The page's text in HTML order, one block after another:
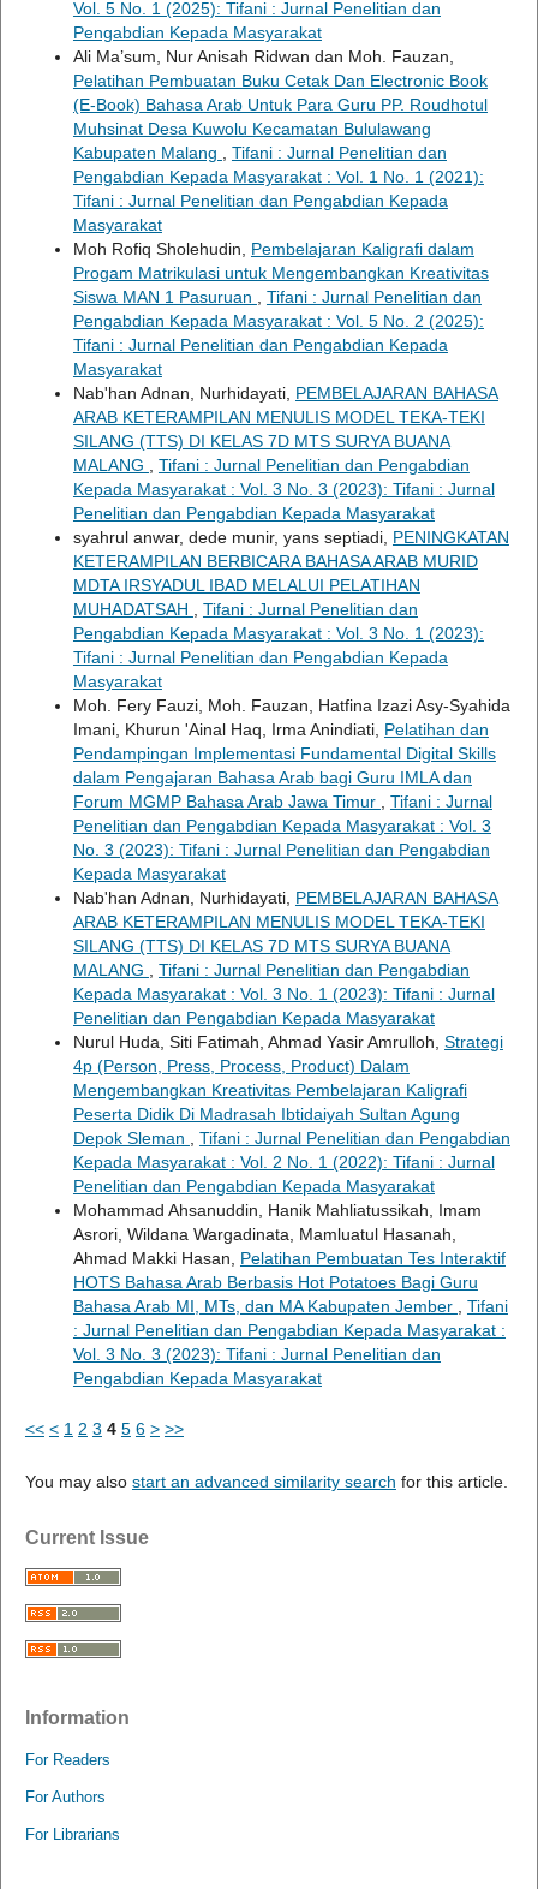
Vol. 5 No. 1 (2025): Tifani : Jurnal Penelitian dan
Pengabdian Kepada Masyarakat
Ali Ma’sum, Nur Anisah Ridwan dan Moh. Fauzan,
Pelatihan Pembuatan Buku Cetak Dan Electronic Book
(E-Book) Bahasa Arab Untuk Para Guru PP. Roudhotul
Muhsinat Desa Kuwolu Kecamatan Bululawang
Kabupaten Malang
Tifani : Jurnal Penelitian dan
Pengabdian Kepada Masyarakat : Vol. 1 No. 1 (2021):
Tifani : Jurnal Penelitian dan Pengabdian Kepada
Masyarakat
Moh Rofiq Sholehudin, Pembelajaran Kaligrafi dalam
Progam Matrikulasi untuk Mengembangkan Kreativitas
Siswa MAN 1 Pasuruan
Tifani : Jurnal Penelitian dan
Pengabdian Kepada Masyarakat : Vol. 5 No. 2 (2025):
Tifani : Jurnal Penelitian dan Pengabdian Kepada
Masyarakat
Nab'han Adnan, Nurhidayati, PEMBELAJARAN BAHASA
ARAB KETERAMPILAN MENULIS MODEL TEKA-TEKI
SILANG (TTS) DI KELAS 7D MTS SURYA BUANA
MALANG
Tifani : Jurnal Penelitian dan Pengabdian
Kepada Masyarakat : Vol. 3 No. 3 (2023): Tifani : Jurnal
Penelitian dan Pengabdian Kepada Masyarakat
syahrul anwar, dede munir, yans septiadi, PENINGKATAN
KETERAMPILAN BERBICARA BAHASA ARAB MURID
MDTA IRSYADUL IBAD MELALUI PELATIHAN
MUHADATSAH
Tifani : Jurnal Penelitian dan
Pengabdian Kepada Masyarakat : Vol. 3 No. 1 (2023):
Tifani : Jurnal Penelitian dan Pengabdian Kepada
Masyarakat
Moh. Fery Fauzi, Moh. Fauzan, Hatfina Izazi Asy-Syahida
Imani, Khurun 'Ainal Haq, Irma Anindiati, Pelatihan dan
Pendampingan Implementasi Fundamental Digital Skills
dalam Pengajaran Bahasa Arab bagi Guru IMLA dan
Forum MGMP Bahasa Arab Jawa Timur
Tifani : Jurnal
Penelitian dan Pengabdian Kepada Masyarakat : Vol. 3
No. 3 (2023): Tifani : Jurnal Penelitian dan Pengabdian
Kepada Masyarakat
Nab'han Adnan, Nurhidayati, PEMBELAJARAN BAHASA
ARAB KETERAMPILAN MENULIS MODEL TEKA-TEKI
SILANG (TTS) DI KELAS 7D MTS SURYA BUANA
MALANG
Tifani : Jurnal Penelitian dan Pengabdian
Kepada Masyarakat : Vol. 3 No. 1 (2023): Tifani : Jurnal
Penelitian dan Pengabdian Kepada Masyarakat
Nurul Huda, Siti Fatimah, Ahmad Yasir Amrulloh, Strategi
4p (Person, Press, Process, Product) Dalam
Mengembangkan Kreativitas Pembelajaran Kaligrafi
Peserta Didik Di Madrasah Ibtidaiyah Sultan Agung
Depok Sleman
Tifani : Jurnal Penelitian dan Pengabdian
Kepada Masyarakat : Vol. 2 No. 1 (2022): Tifani : Jurnal
Penelitian dan Pengabdian Kepada Masyarakat
Mohammad Ahsanuddin, Hanik Mahliatussikah, Imam
Asrori, Wildana Wargadinata, Mamluatul Hasanah,
Ahmad Makki Hasan, Pelatihan Pembuatan Tes Interaktif
HOTS Bahasa Arab Berbasis Hot Potatoes Bagi Guru
Bahasa Arab MI, MTs, dan MA Kabupaten Jember
Tifani
: Jurnal Penelitian dan Pengabdian Kepada Masyarakat :
Vol. 3 No. 3 (2023): Tifani : Jurnal Penelitian dan
Pengabdian Kepada Masyarakat
<< < 1 2 3 4 5 6 > >>
You may also start an advanced similarity search for this article.
Current Issue
Information
For Readers
For Authors
For Librarians